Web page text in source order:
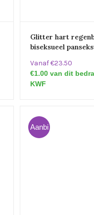
Glitter hart
biseksueel
Vanaf €23.50
€1.00 van dit
KWF
Aanbi